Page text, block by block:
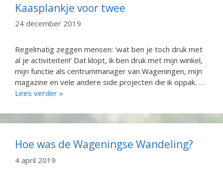
Kaasplankje voor twee
24 december 2019
Regelmatig zeggen mensen: ‘wat ben je toch druk met
al je activiteiten!’ Dat klopt, ik ben druk met mijn winkel,
mijn functie als centrummanager van Wageningen, mijn
magazine en vele andere side projecten die ik oppak. …
Lees verder »
Hoe was de Wageningse Wandeling?
4 april 2019